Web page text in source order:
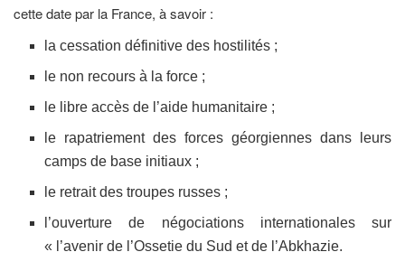
cette date par la France, à savoir :
la cessation définitive des hostilités ;
le non recours à la force ;
le libre accès de l’aide humanitaire ;
le rapatriement des forces géorgiennes dans leurs
camps de base initiaux ;
le retrait des troupes russes ;
l’ouverture de négociations internationales sur
« l’avenir de l’Ossetie du Sud et de l’Abkhazie.